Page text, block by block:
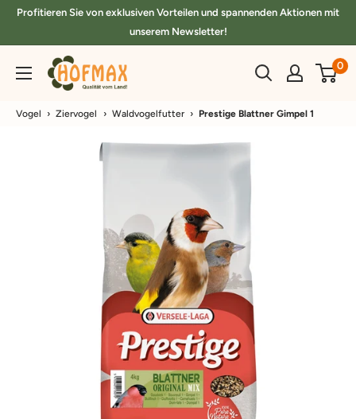
DirektProfitieren Sie von exklusiven Vorteilen und spannenden Aktionen mit
unserem Newsletter!
hofmax.de 0
Vogel › Ziervogel › Waldvogelfutter › Prestige Blattner Gimpel 1